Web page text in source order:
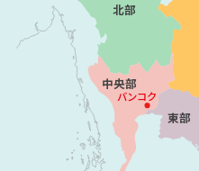
北部
中央部
バンコク
東部